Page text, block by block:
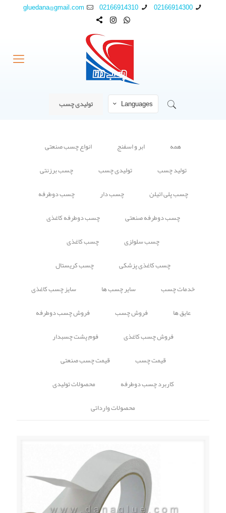
02166914300
02166914310
gluedana@gmail.com
Languages تولیدی چسب
همه ابر و اسفنج
انواع چسب صنعتی
تولید چسب
تولیدی چسب
چسب برزنتی
چسب پلی اتیلن
چسب دار
چسب دوطرفه
چسب دوطرفه صنعتی
چسب دوطرفه کاغذی
چسب سلولزی
چسب کاغذی
چسب کاغذی پزشکی
چسب کریستال
خدمات چسب
سایر چسب ها
سایز چسب کاغذی
عایق ها
فروش چسب
فروش چسب دوطرفه
فروش چسب کاغذی
فوم پشت چسبدار
قیمت چسب
قیمت چسب صنعتی
کاربرد چسب دوطرفه
محصولات تولیدی
محصولات وارداتی